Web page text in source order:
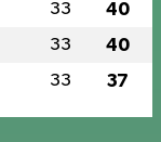
33 40
33 40
33 37